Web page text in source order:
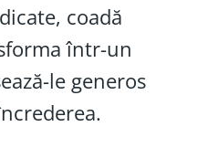
coadă
într-un
le generos